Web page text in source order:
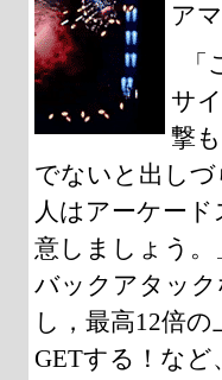
ア
サ
撃
でないと出し
人はアーケー
意しましょう
バックアタッ
し，最高12倍
GETする！な